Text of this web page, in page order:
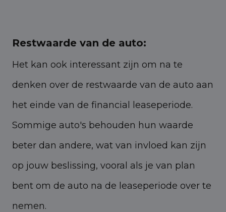
Restwaarde van de auto:
Het kan ook interessant zijn om na te
denken over de restwaarde van de auto aan
het einde van de financial leaseperiode.
Sommige auto's behouden hun waarde
beter dan andere, wat van invloed kan zijn
op jouw beslissing, vooral als je van plan
bent om de auto na de leaseperiode over te
nemen.